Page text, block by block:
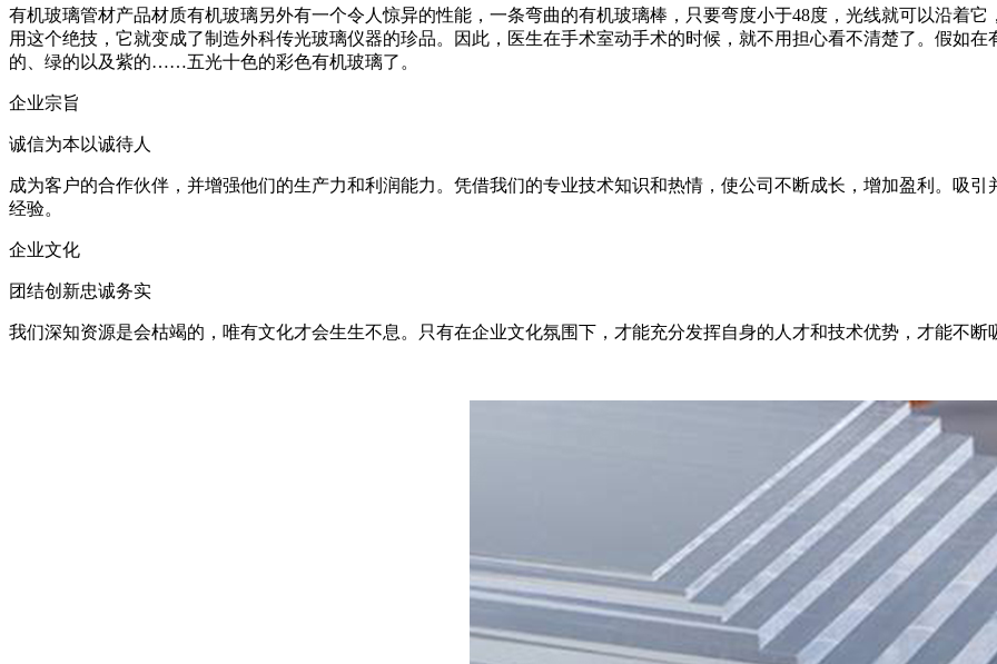
有机玻璃管材产品材质有机玻璃另外有一个令人惊异的性能，一条弯曲的有机玻璃棒，只要弯度小于48度，光线就可以沿着
用这个绝技，它就变成了制造外科传光玻璃仪器的珍品。因此，医生在手术室动手术的时候，就不用担心看不清楚了。假如
的、绿的以及紫的……五光十色的彩色有机玻璃了。
企业宗旨
诚信为本以诚待人
成为客户的合作伙伴，并增强他们的生产力和利润能力。凭借我们的专业技术知识和热情，使公司不断成长，增加盈利。吸
经验。
企业文化
团结创新忠诚务实
我们深知资源是会枯竭的，唯有文化才会生生不息。只有在企业文化氛围下，才能充分发挥自身的人才和技术优势，才能不